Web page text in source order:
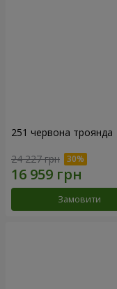
251 червона троянда
24 227 грн
Замовити